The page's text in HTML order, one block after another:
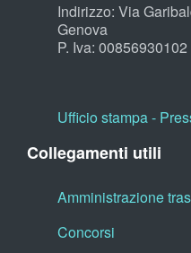
Indirizzo: Via
Genova
P. Iva: 00856930102
Ufficio stampa -
Collegamenti utili
Amministrazione
Concorsi